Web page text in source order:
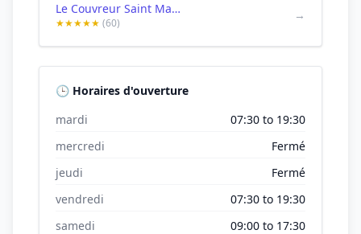
Le Couvreur Saint Maurien
★★★★★ (60)
→
🕒 Horaires d'ouverture
mardi
07:30 to 19:30
mercredi
Fermé
jeudi
Fermé
vendredi
07:30 to 19:30
samedi
09:00 to 17:30